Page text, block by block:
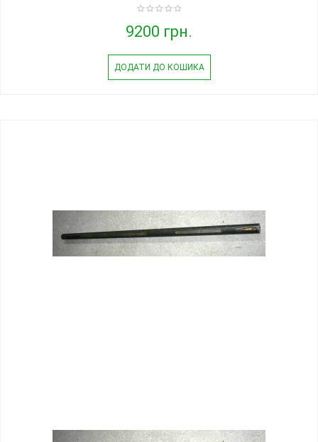
9200 грн.
ДОДАТИ ДО КОШИКА